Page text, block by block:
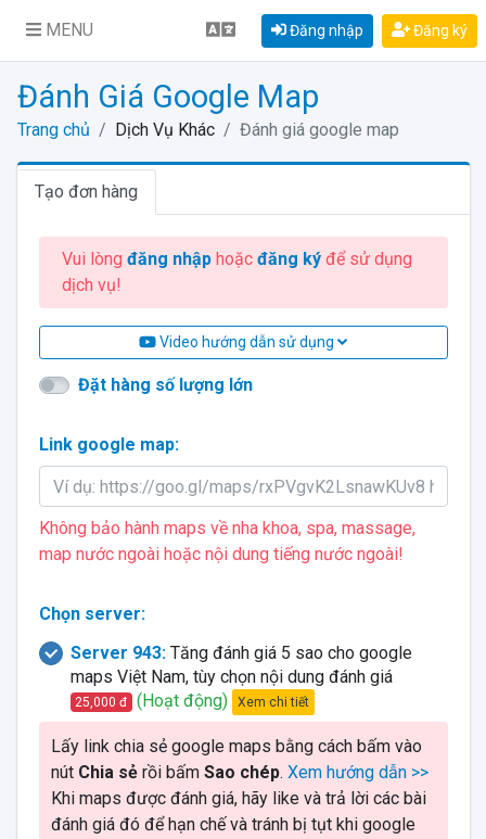
MENU Đăng nhập Đăng ký
Đánh Giá Google Map
Trang chủ Dịch Vụ Khác Đánh giá google map
Tạo đơn hàng
Vui lòng đăng nhậphoặc đăng kýđể sử dụng
dịch vụ!
Video hướng dẫn sử dụng
Đặt hàng số lượng lớn
Link google map:
Không bảo hành maps về nha khoa, spa, massage,
map nước ngoài hoặc nội dung tiếng nước ngoài!
Chọn server:
Server 943:Tăng đánh giá 5 sao cho google
maps Việt Nam, tùy chọn nội dung đánh giá
25,000 đ (Hoạt động) Xem chi tiết
Lấy link chia sẻ google maps bằng cách bấm vào
nút Chia sẻ rồi bấm Sao chép. Xem hướng dẫn >>
Khi maps được đánh giá, hãy like và trả lời các bài
đánh giá đó để hạn chế và tránh bị tụt khi google